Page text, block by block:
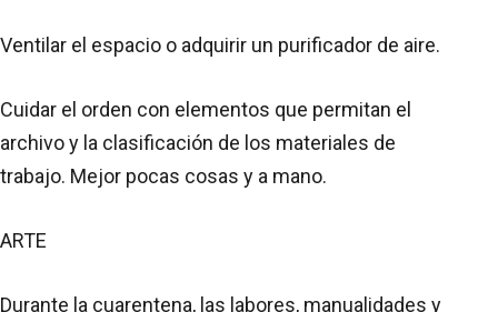
Ventilar el espacio o adquirir un purificador de aire.
Cuidar el orden con elementos que permitan el
archivo y la clasificación de los materiales de
trabajo. Mejor pocas cosas y a mano.
ARTE
Durante la cuarentena, las labores, manualidades y